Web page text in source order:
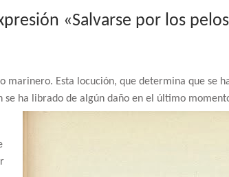
«Salvarse por los
marinero. Esta locución, que determina que se
se ha librado de algún daño en el último